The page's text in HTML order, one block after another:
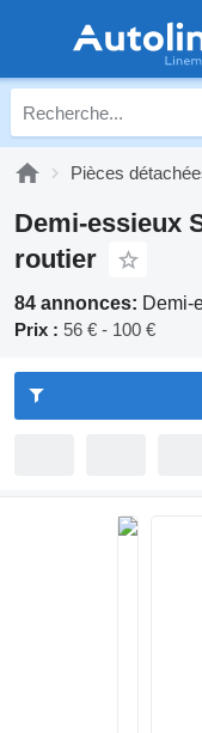
Pièces
Demi-essieux
routier
84 annonces: Demi-
Prix : 56 € - 100 €